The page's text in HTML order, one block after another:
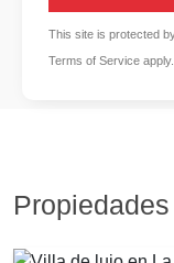
This site is protected
Terms of Service apply.